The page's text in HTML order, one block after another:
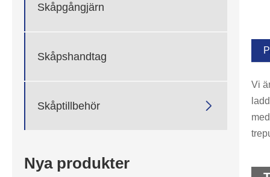
Skåpgångjärn
Skåpshandtag
Skåptillbehör 
Nya produkter
Vi